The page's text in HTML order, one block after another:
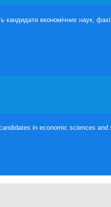
економічних наук,
in economic sciences